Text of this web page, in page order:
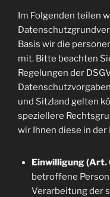
Im Folgenden teilen
Basis wir die
mit. Bitte beachten
Regelungen der
und Sitzland gelten
speziellere
wir Ihnen diese in
Einwilligung (Art.
betroffene
Verarbeitung der